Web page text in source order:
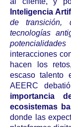
Inteligencia
de transición,
tecnologías
interacciones
hacen los
escaso talento
AEERC
importancia
ecosistemas
donde las